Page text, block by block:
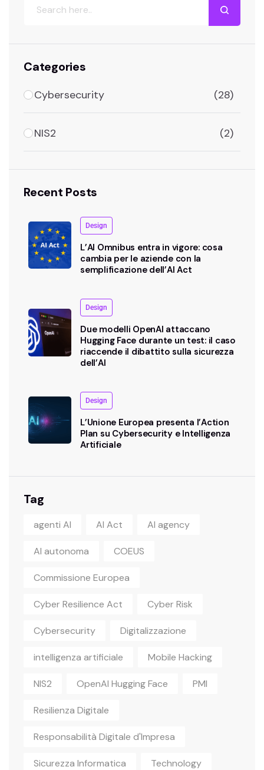
Categories
Cybersecurity (28)
NIS2 (2)
Recent Posts
Design
L’AI Omnibus entra in vigore: cosa
cambia per le aziende con la
semplificazione dell’AI Act
Design
Due modelli OpenAI attaccano
Hugging Face durante un test: il caso
riaccende il dibattito sulla sicurezza
dell’AI
Design
L’Unione Europea presenta l’Action
Plan su Cybersecurity e Intelligenza
Artificiale
Tag
agenti AI AI Act AI agency
AI autonoma COEUS
Commissione Europea
Cyber Resilience Act Cyber Risk
Cybersecurity Digitalizzazione
intelligenza artificiale Mobile Hacking
NIS2 OpenAI Hugging Face PMI
Resilienza Digitale
Responsabilità Digitale d'Impresa
Sicurezza Informatica Technology